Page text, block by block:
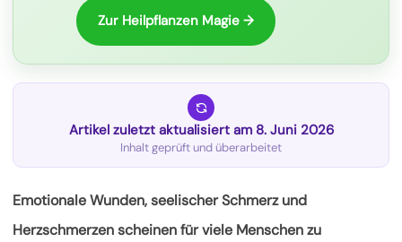
Zur Heilpflanzen Magie →
Artikel zuletzt aktualisiert am 8. Juni 2026
Inhalt geprüft und überarbeitet
Emotionale Wunden, seelischer Schmerz und
Herzschmerzen scheinen für viele Menschen zu